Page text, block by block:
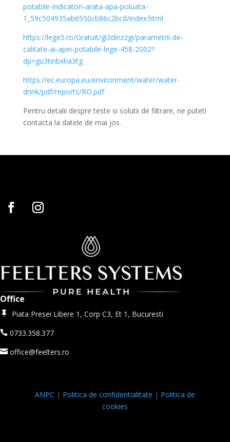
potabile-indicatori-arata-apa-poluata-
1_59c504935ab6550cb86c2bcd/index.html
https://lege5.ro/Gratuit/gi3dinzzgi/parametrii-de-
calitate-ai-apei-potabile-lege-458-2002?
dp=gu3tinbxha3tg
https://ec.europa.eu/environment/water/water-
drink/pdf/reports/RO.pdf
Pentru detalii despre teste si solutii de filtrare, ne puteti
contacta la datele de mai jos.
Office
 Piata Presei Libere 1, Corp C3, Et 1, Bucuresti
 0733.358.377
 office@feelters.ro
ANPC | Politica de confidentialitate | Politica de
cookies